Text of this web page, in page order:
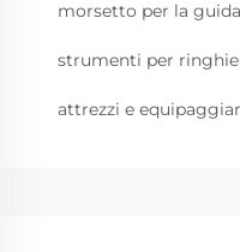
morsetto per la
strumenti per
attrezzi e